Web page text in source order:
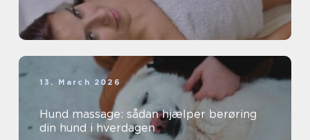
13. March 2026
Hund massage: sådan hjælper berøring
din hund i hverdagen